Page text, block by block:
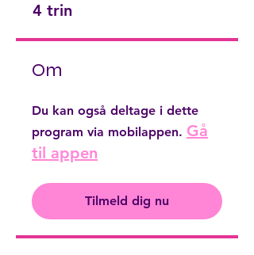
4 trin
Om
Du kan også deltage i dette
program via mobilappen. Gå
til appen
Tilmeld dig nu